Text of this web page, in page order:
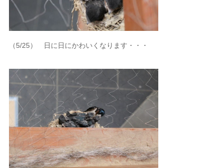
（5/25） 日に日にかわいくなります・・・